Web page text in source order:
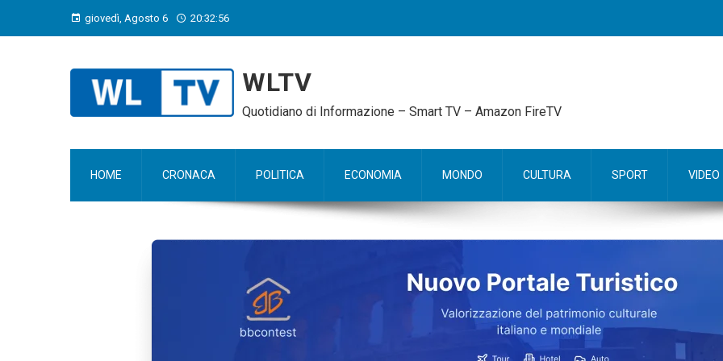
giovedì, Agosto 6 20:32:57
WLTV
Quotidiano di Informazione – Smart TV – Amazon FireTV
HOME CRONACA POLITICA ECONOMIA MONDO CULTURA SPORT VIDEO